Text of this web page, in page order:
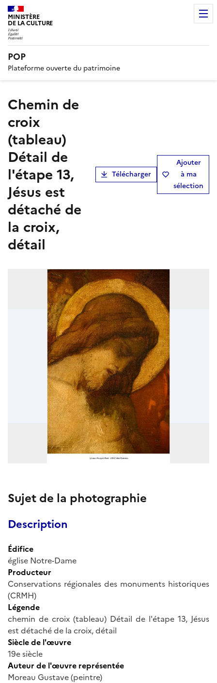
MINISTÈRE
DE LA CULTURE
POP
Plateforme ouverte du patrimoine
chemin de
croix
(tableau)
Détail de
l'étape 13,
Jésus est
détaché de
la croix,
détail
Télécharger
Ajouter
à ma
sélection
Sujet de la photographie
Description
Édifice
église Notre-Dame
Producteur
Conservations régionales des monuments historiques
(CRMH)
Légende
chemin de croix (tableau) Détail de l'étape 13, Jésus
est détaché de la croix, détail
Siècle de l'œuvre
19e siècle
Auteur de l'œuvre représentée
Moreau Gustave (peintre)